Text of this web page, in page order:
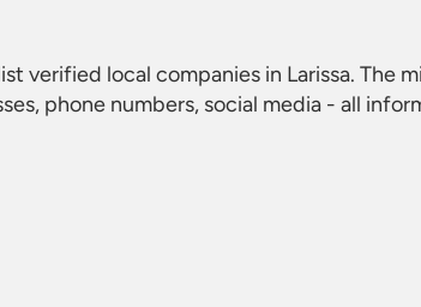
verified local companies in Larissa.
phone numbers, social media - all